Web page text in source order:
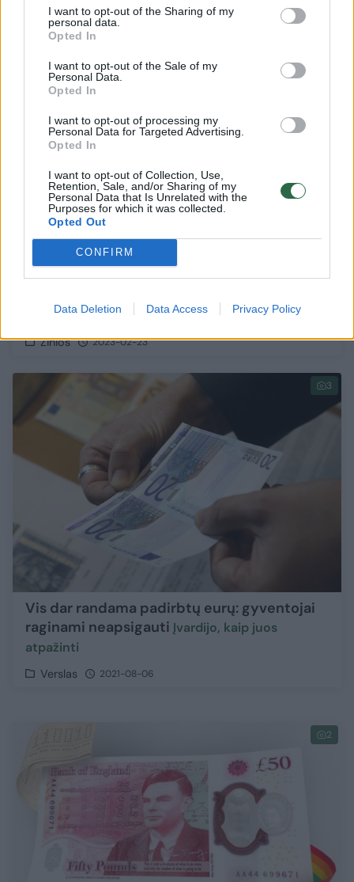
I want to opt-out of the Sharing of my
personal data.
Opted In
I want to opt-out of the Sale of my
Personal Data.
Opted In
I want to opt-out of processing my
Personal Data for Targeted Advertising.
Opted In
I want to opt-out of Collection, Use,
Retention, Sale, and/or Sharing of my
Personal Data that Is Unrelated with the
Purposes for which it was collected.
Opted Out
CONFIRM
Data Deletion Data Access Privacy Policy
Verslas 2023-09-30
specialų 20-ies grivinų banknotą
Žinios 2023-02-23
3
Vis dar randama padirbtų eurų: gyventojai
raginami neapsigauti Įvardijo, kaip juos
atpažinti
Verslas 2021-08-06
2